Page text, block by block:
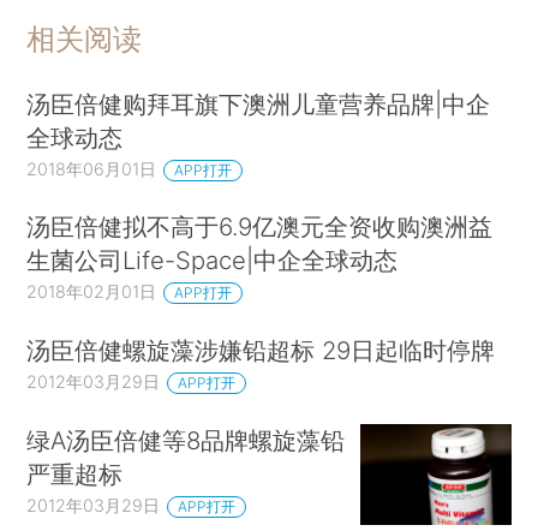
相关阅读
汤臣倍健购拜耳旗下澳洲儿童营养品牌|中企
全球动态
2018年06月01日 APP打开
汤臣倍健拟不高于6.9亿澳元全资收购澳洲益
生菌公司Life-Space|中企全球动态
2018年02月01日 APP打开
汤臣倍健螺旋藻涉嫌铅超标 29日起临时停牌
2012年03月29日 APP打开
绿A汤臣倍健等8品牌螺旋藻铅
严重超标
2012年03月29日 APP打开